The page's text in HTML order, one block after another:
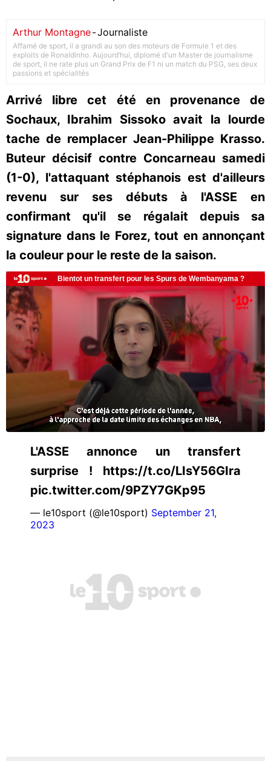
Arthur Montagne-Journaliste
Affamé de sport, il a grandi au son des moteurs de Formule 1 et des
exploits de Ronaldinho. Aujourd’hui, diplomé d'un Master de journalisme
de sport, il ne rate plus un Grand Prix de F1 ni un match du PSG, ses deux
passions et spécialités
Arrivé libre cet été en provenance de
Sochaux, Ibrahim Sissoko avait la lourde
tache de remplacer Jean-Philippe Krasso.
Buteur décisif contre Concarneau samedi
(1-0), l'attaquant stéphanois est d'ailleurs
revenu sur ses débuts à l'ASSE en
confirmant qu'il se régalait depuis sa
signature dans le Forez, tout en annonçant
la couleur pour le reste de la saison.
L'ASSE annonce un transfert
surprise ! https://t.co/LIsY56GIra
pic.twitter.com/9PZY7GKp95
— le10sport (@le10sport) September 21,
2023